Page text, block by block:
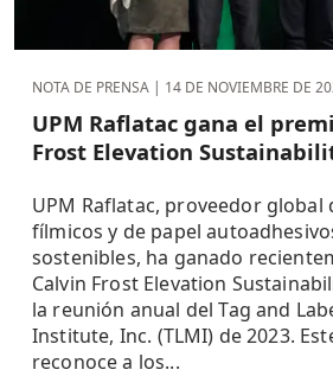
NOTA DE PRENSA | 14 DE NOVIEMBRE DE
UPM Raflatac gana el
Frost Elevation
UPM Raflatac, proveedor global
fílmicos y de papel
sostenibles, ha ganado
Calvin Frost Elevation
la reunión anual del Tag and
Institute, Inc. (TLMI) de 2023.
reconoce a los...